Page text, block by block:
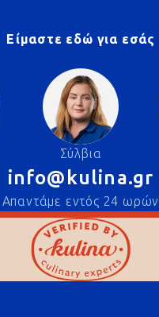
Είμαστε εδώ για εσάς
Σύλβια
info@kulina.gr
Απαντάμε εντός 24 ωρών